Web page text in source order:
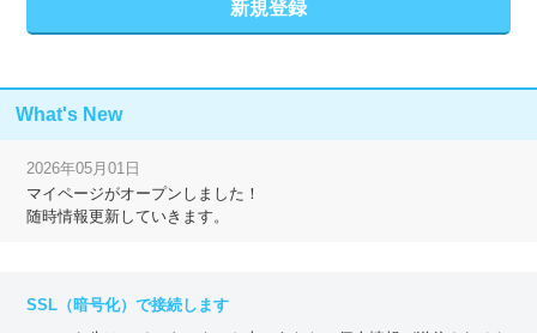
What's New
2026年05月01日
マイページがオープンしました！
随時情報更新していきます。
SSL（暗号化）で接続します